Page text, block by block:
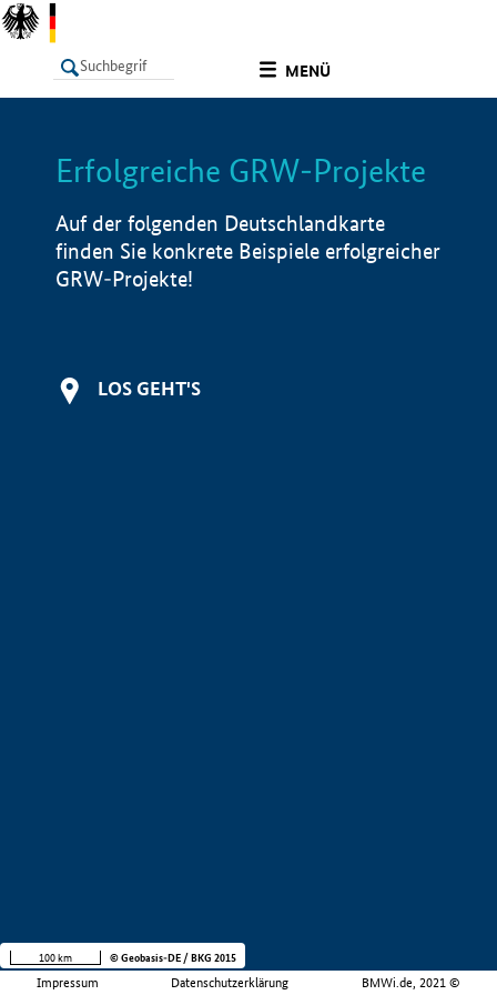
MENÜ
LISTE Info
Erfolgreiche GRW-Projekte
Auf der folgenden Deutschlandkarte
finden Sie konkrete Beispiele erfolgreicher
GRW-Projekte!
LOS GEHT'S
Impressum Datenschutzerklärung BMWi.de, 2021 ©
100 km © Geobasis-DE / BKG 2015